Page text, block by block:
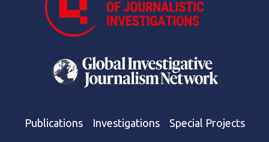
Publications Investigations Special Projects